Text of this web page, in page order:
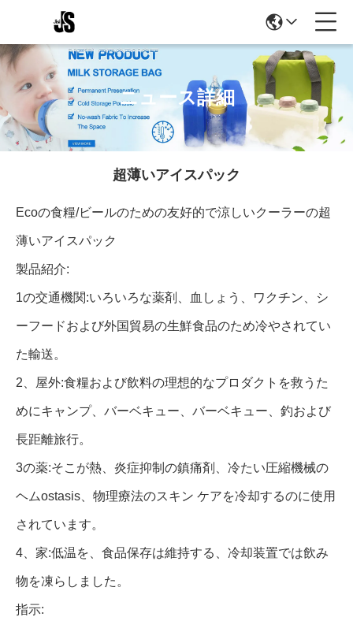
ニュース詳細
超薄いアイスパック
Ecoの食糧/ビールのための友好的で涼しいクーラーの超
薄いアイスパック
製品紹介:
1の交通機関:いろいろな薬剤、血しょう、ワクチン、シ
ーフードおよび外国貿易の生鮮食品のため冷やされてい
た輸送。
2、屋外:食糧および飲料の理想的なプロダクトを救うた
めにキャンプ、バーベキュー、バーベキュー、釣および
長距離旅行。
3の薬:そこが熱、炎症抑制の鎮痛剤、冷たい圧縮機械の
ヘムostasis、物理療法のスキン ケアを冷却するのに使用
されています。
4、家:低温を、食品保存は維持する、冷却装置では飲み
物を凍らしました。
指示: